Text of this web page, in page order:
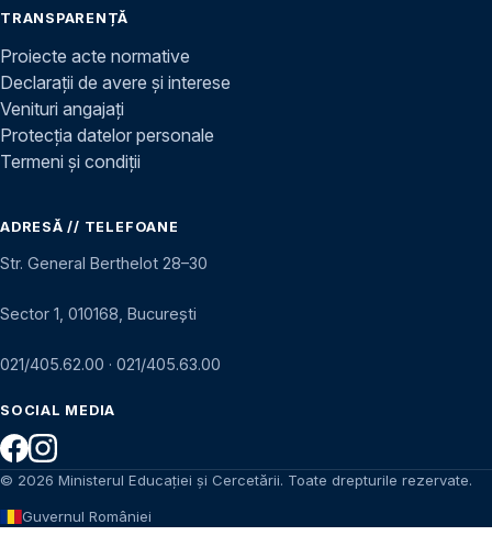
TRANSPARENȚĂ
Proiecte acte normative
Declarații de avere și interese
Venituri angajați
Protecția datelor personale
Termeni și condiții
ADRESĂ // TELEFOANE
Str. General Berthelot 28–30
Sector 1, 010168, București
021/405.62.00 · 021/405.63.00
SOCIAL MEDIA
© 2026 Ministerul Educației și Cercetării. Toate drepturile rezervate.
Guvernul României